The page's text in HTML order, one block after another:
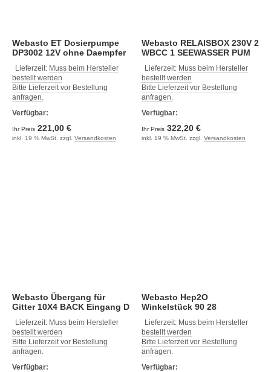
Webasto ET Dosierpumpe
DP3002 12V ohne Daempfer
Lieferzeit: Muss beim Hersteller
bestellt werden
Bitte Lieferzeit vor Bestellung
anfragen.
Verfügbar:
Ihr Preis 221,00 €
inkl. 19 % MwSt. zzgl. Versandkosten
Webasto RELAISBOX 230V 2
WBCC 1 SEEWASSER PUM
Lieferzeit: Muss beim Hersteller
bestellt werden
Bitte Lieferzeit vor Bestellung
anfragen.
Verfügbar:
Ihr Preis 322,20 €
inkl. 19 % MwSt. zzgl. Versandkosten
Webasto Übergang für
Gitter 10X4 BACK Eingang D
Lieferzeit: Muss beim Hersteller
bestellt werden
Bitte Lieferzeit vor Bestellung
anfragen.
Verfügbar:
Webasto Hep2O
Winkelstück 90 28
Lieferzeit: Muss beim Hersteller
bestellt werden
Bitte Lieferzeit vor Bestellung
anfragen.
Verfügbar: